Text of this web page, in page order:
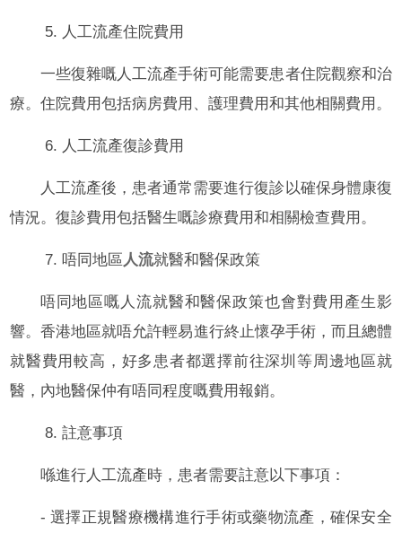
5. 人工流產住院費用
一些復雜嘅人工流產手術可能需要患者住院觀察和治
療。住院費用包括病房費用、護理費用和其他相關費用。
6. 人工流產復診費用
人工流產後，患者通常需要進行復診以確保身體康復
情況。復診費用包括醫生嘅診療費用和相關檢查費用。
7. 唔同地區人流就醫和醫保政策
唔同地區嘅人流就醫和醫保政策也會對費用產生影
響。香港地區就唔允許輕易進行終止懷孕手術，而且總體
就醫費用較高，好多患者都選擇前往深圳等周邊地區就
醫，內地醫保仲有唔同程度嘅費用報銷。
8. 註意事項
喺進行人工流產時，患者需要註意以下事項：
- 選擇正規醫療機構進行手術或藥物流產，確保安全